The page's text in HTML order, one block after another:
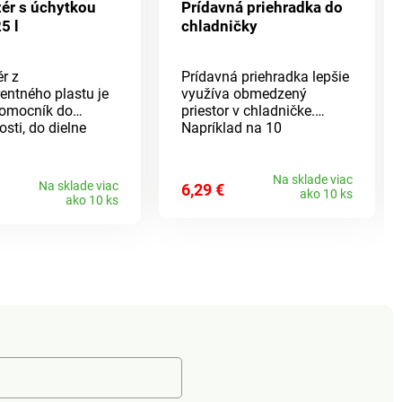
s úchytkou
l
z
plastu je
do
do dielne
tam, kde
mať prehľadne
rôzne
či súčiastky.
Na sklade viac
ako 10 ks
Prídavná priehradka do
chladničky
Prídavná priehradka lepšie
využíva obmedzený
priestor v chladničke.
Napríklad na 10
alebo na hygienické
oddelenie potravín.
6,29 €
Na sklade viac
ako 10 ks